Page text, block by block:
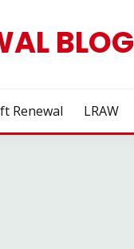
BLOG
Renewal LRAW